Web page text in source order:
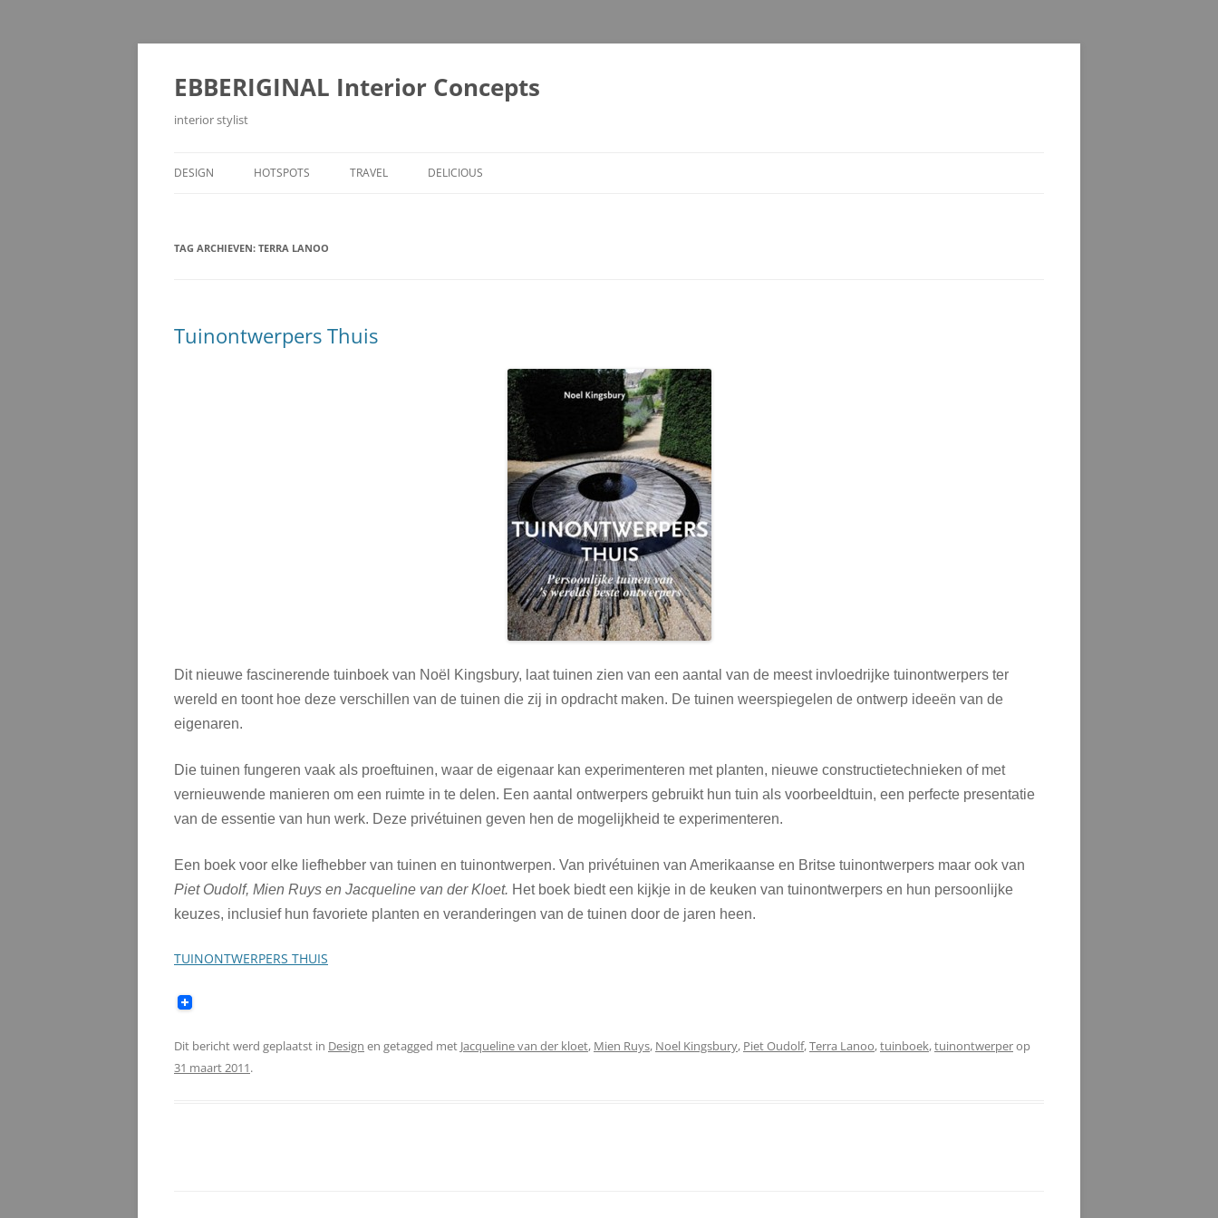
Ga
de
inhoud
EBBERIGINAL Interior Concepts
interior stylist
DESIGN HOTSPOTS TRAVEL DELICIOUS
TAG ARCHIEVEN: TERRA LANOO
Tuinontwerpers Thuis
Dit nieuwe fascinerende tuinboek van Noël Kingsbury, laat tuinen zien van een aantal van de meest invloedrijke tuinontwerpers ter
wereld en toont hoe deze verschillen van de tuinen die zij in opdracht maken. De tuinen weerspiegelen de ontwerp ideeën van de
eigenaren.
Die tuinen fungeren vaak als proeftuinen, waar de eigenaar kan experimenteren met planten, nieuwe constructietechnieken of met
vernieuwende manieren om een ruimte in te delen. Een aantal ontwerpers gebruikt hun tuin als voorbeeldtuin, een perfecte presentatie
van de essentie van hun werk. Deze privétuinen geven hen de mogelijkheid te experimenteren.
Een boek voor elke liefhebber van tuinen en tuinontwerpen. Van privétuinen van Amerikaanse en Britse tuinontwerpers maar ook van
Piet Oudolf, Mien Ruys en Jacqueline van der Kloet. Het boek biedt een kijkje in de keuken van tuinontwerpers en hun persoonlijke
keuzes, inclusief hun favoriete planten en veranderingen van de tuinen door de jaren heen.
TUINONTWERPERS THUIS
Dit bericht werd geplaatst in Design en getagged met Jacqueline van der kloet, Mien Ruys, Noel Kingsbury, Piet Oudolf,Terra Lanoo,tuinboek,tuinontwerperop
31 maart 2011.